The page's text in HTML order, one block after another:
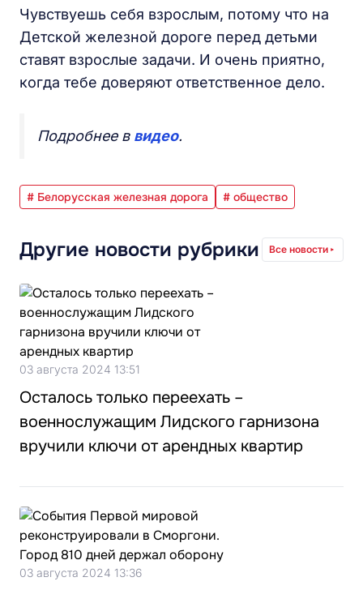
Чувствуешь себя взрослым, потому что на
Детской железной дороге перед детьми
ставят взрослые задачи. И очень приятно,
когда тебе доверяют ответственное дело.
Подробнее в видео.
# Белорусская железная дорога # общество
Другие новости рубрики Все новости
03 августа 2024 13:51
Осталось только переехать –
военнослужащим Лидского гарнизона
вручили ключи от арендных квартир
03 августа 2024 13:36